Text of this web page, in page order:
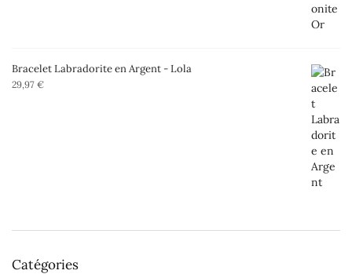
Bracelet Labradorite en Argent - Lola
29,97 €
Catégories